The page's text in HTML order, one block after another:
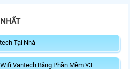
Tại Nhà
Vantech Bằng Phần Mềm V3